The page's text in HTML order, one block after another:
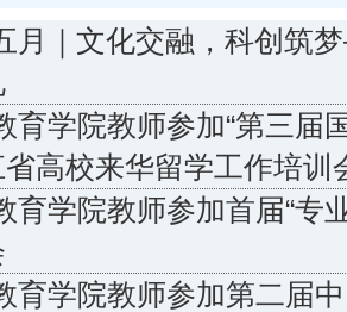
月｜文化交融，科创筑
育学院教师参加“第三届
高校来华留学工作培训
育学院教师参加首届“专
育学院教师参加第二届